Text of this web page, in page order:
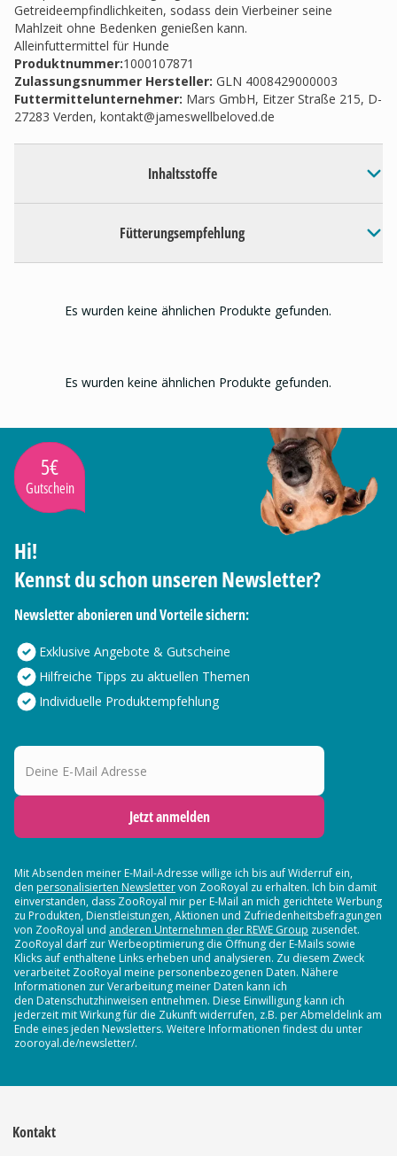
Getreideempfindlichkeiten, sodass dein Vierbeiner seine
Mahlzeit ohne Bedenken genießen kann.
Alleinfuttermittel für Hunde
Produktnummer:1000107871
Zulassungsnummer Hersteller: GLN 4008429000003
Futtermittelunternehmer: Mars GmbH, Eitzer Straße 215, D-
27283 Verden, kontakt@jameswellbeloved.de
Inhaltsstoffe
Fütterungsempfehlung
Es wurden keine ähnlichen Produkte gefunden.
Es wurden keine ähnlichen Produkte gefunden.
5€
Gutschein
Hi!
Kennst du schon unseren Newsletter?
Newsletter abonieren und Vorteile sichern:
Exklusive Angebote & Gutscheine
Hilfreiche Tipps zu aktuellen Themen
Individuelle Produktempfehlung
Deine E-Mail Adresse
Jetzt anmelden
Mit Absenden meiner E-Mail-Adresse willige ich bis auf Widerruf ein,
den personalisierten Newslettervon ZooRoyal zu erhalten. Ich bin damit
einverstanden, dass ZooRoyal mir per E-Mail an mich gerichtete Werbung
zu Produkten, Dienstleistungen, Aktionen und Zufriedenheitsbefragungen
von ZooRoyal und anderen Unternehmen der REWE Group zusendet.
ZooRoyal darf zur Werbeoptimierung die Öffnung der E-Mails sowie
Klicks auf enthaltene Links erheben und analysieren. Zu diesem Zweck
verarbeitet ZooRoyal meine personenbezogenen Daten. Nähere
Informationen zur Verarbeitung meiner Daten kann ich
den Datenschutzhinweisen entnehmen. Diese Einwilligung kann ich
jederzeit mit Wirkung für die Zukunft widerrufen, z.B. per Abmeldelink am
Ende eines jeden Newsletters. Weitere Informationen findest du unter
zooroyal.de/newsletter/.
Kontakt